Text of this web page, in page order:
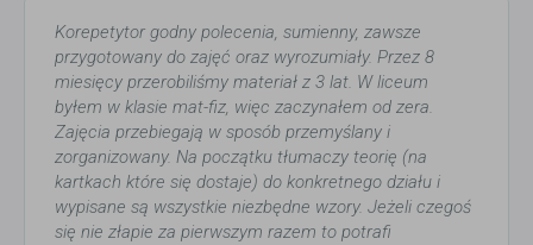
Korepetytor godny polecenia, sumienny, zawsze
przygotowany do zajęć oraz wyrozumiały. Przez 8
miesięcy przerobiliśmy materiał z 3 lat. W liceum
byłem w klasie mat-fiz, więc zaczynałem od zera.
Zajęcia przebiegają w sposób przemyślany i
zorganizowany. Na początku tłumaczy teorię (na
kartkach które się dostaje) do konkretnego działu i
wypisane są wszystkie niezbędne wzory. Jeżeli czegoś
się nie złapie za pierwszym razem to potrafi